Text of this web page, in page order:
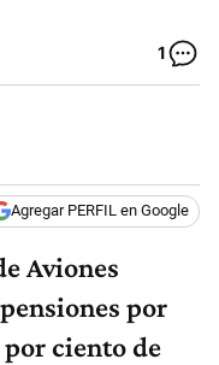
1
Agregar PERFIL en Google
Aviones
por
ciento de